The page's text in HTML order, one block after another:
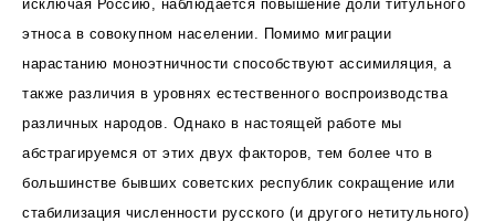
исключая Россию, наблюдается повышение доли титульного
этноса в совокупном населении. Помимо миграции
нарастанию моноэтничности способствуют ассимиляция, а
также различия в уровнях естественного воспроизводства
различных народов. Однако в настоящей работе мы
абстрагируемся от этих двух факторов, тем более что в
большинстве бывших советских республик сокращение или
стабилизация численности русского (и другого нетитульного)